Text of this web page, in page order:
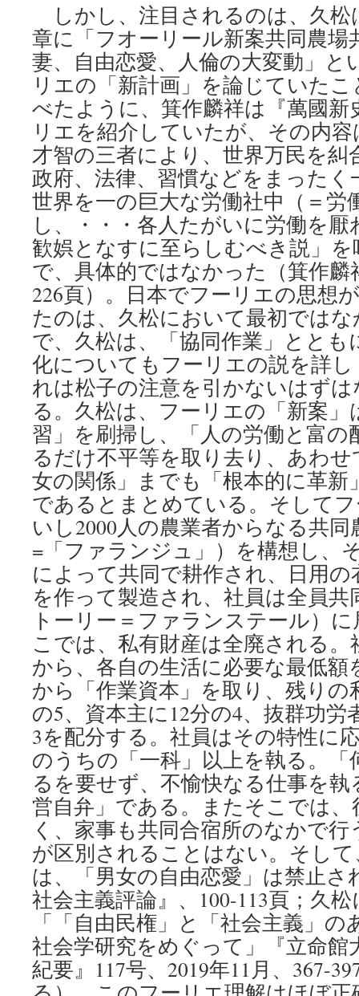
しかし、注目されるのは、久松
章に「フオーリール新案共同農場
妻、自由恋愛、人倫の大変動」と
リエの「新計画」を論じていた
べたように、箕作麟祥は『萬國
リエを紹介していたが、その内
才智の三者により、世界万民を糾
政府、法律、習慣などをまったく
世界を一の巨大な労働社中（＝労
し、・・・各人たがいに労働を
歓娯となすに至らしむべき説」
で、具体的ではなかった（箕作麟
226頁）。日本でフーリエの思想
たのは、久松において最初では
で、久松は、「協同作業」ととも
化についてもフーリエの説を詳
れは松子の注意を引かないはず
る。久松は、フーリエの「新案」
習」を刷掃し、「人の労働と富
るだけ不平等を取り去り、あわ
女の関係」までも「根本的に革
であるとまとめている。そして
いし2000人の農業者からなる共
=「ファランジュ」）を構想し、
によって共同で耕作され、日用
を作って製造され、社員は全員
トーリー＝ファランステール）
こでは、私有財産は全廃される
から、各自の生活に必要な最低額
から「作業資本」を取り、残りの
の5、資本主に12分の4、抜群功労
3を配分する。社員はその特性に
のうちの「一科」以上を執る。「
るを要せず、不愉快なる仕事を
営自弁」である。またそこでは
く、家事も共同合宿所のなかで
が区別されることはない。そし
は、「男女の自由恋愛」は禁止さ
社会主義評論』、100-113頁；久
「「自由民権」と「社会主義」
社会学研究をめぐって」『立命館
紀要』117号、2019年11月、367-